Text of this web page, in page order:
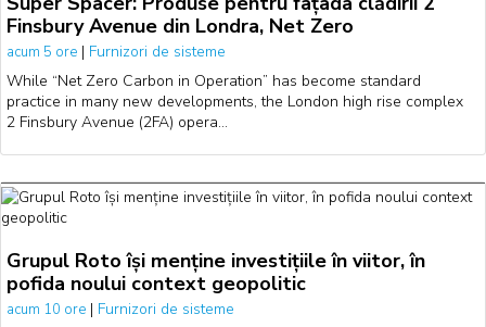
Finsbury Avenue din Londra, Net Zero
acum 5 ore | Furnizori de sisteme
While “Net Zero Carbon in Operation” has become standard
practice in many new developments, the London high rise complex
2 Finsbury Avenue (2FA) opera…
Grupul Roto își menține investițiile în viitor, în
pofida noului context geopolitic
acum 10 ore | Furnizori de sisteme